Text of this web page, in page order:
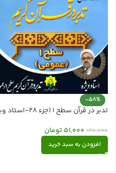
-58%
تدبر در قرآن سطح 1 (جزء 28-استاد ویژه)
120,000
51,000تومان
افزودن به سبد خرید